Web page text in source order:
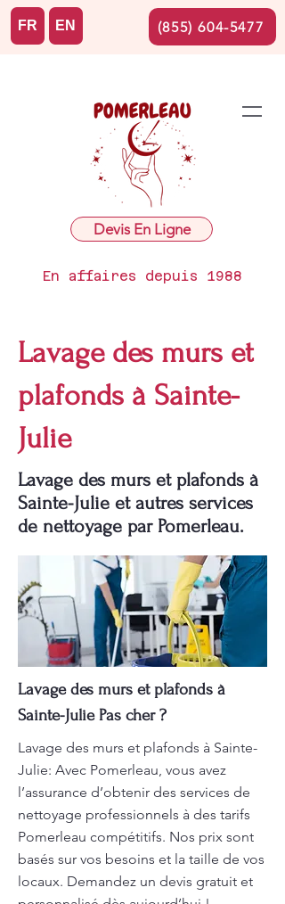
Devis En Ligne
En affaires depuis 1988
FR EN (855) 604-5477
Lavage des murs et
plafonds à Sainte-
Julie
Lavage des murs et plafonds à
Sainte-Julie et autres services
de nettoyage par Pomerleau.
Lavage des murs et plafonds à
Sainte-Julie Pas cher ?
Lavage des murs et plafonds à Sainte-
Julie: Avec Pomerleau, vous avez
l’assurance d’obtenir des services de
nettoyage professionnels à des tarifs
Pomerleau compétitifs. Nos prix sont
basés sur vos besoins et la taille de vos
locaux. Demandez un devis gratuit et